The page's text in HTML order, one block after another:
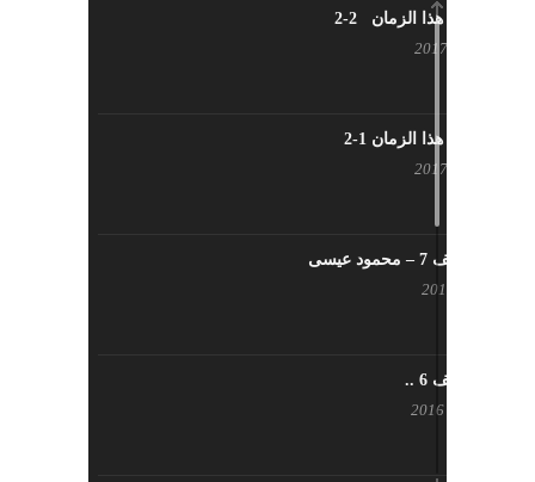
شاب من هذا الزمان 2-2
شاب من هذا الزمان 1-2
يوم مختلف 7 – محمود عيسى
يوم مختلف 6 ..